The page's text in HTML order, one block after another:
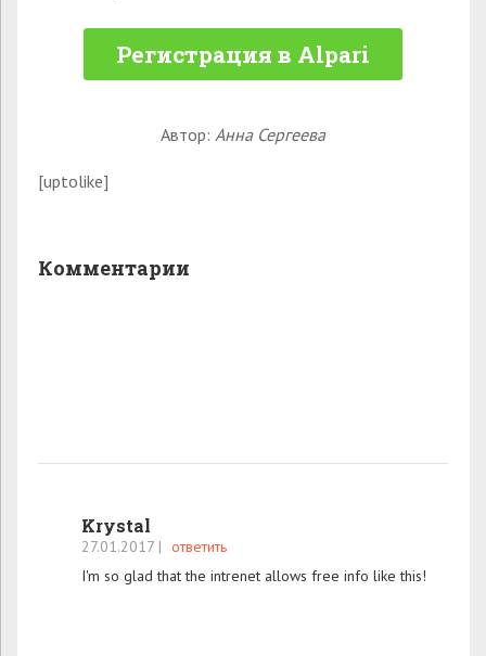
Регистрация в Alpari
Автор: Анна Сергеева
[uptolike]
Комментарии
Krystal
27.01.2017 | ответить
I'm so glad that the intrenet allows free info like this!